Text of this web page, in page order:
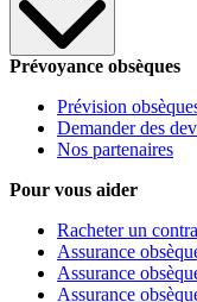
Prévoyance obsèques
Prévision
Demander des
Nos partenaires
Pour vous aider
Racheter un
Assurance
Assurance
Assurance